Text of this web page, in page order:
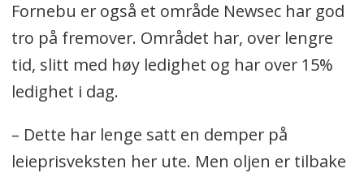
Fornebu er også et område Newsec har god
tro på fremover. Området har, over lengre
tid, slitt med høy ledighet og har over 15%
ledighet i dag.
– Dette har lenge satt en demper på
leieprisveksten her ute. Men oljen er tilbake